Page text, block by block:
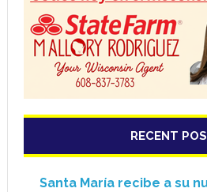
RECENT
Santa María recibe a su